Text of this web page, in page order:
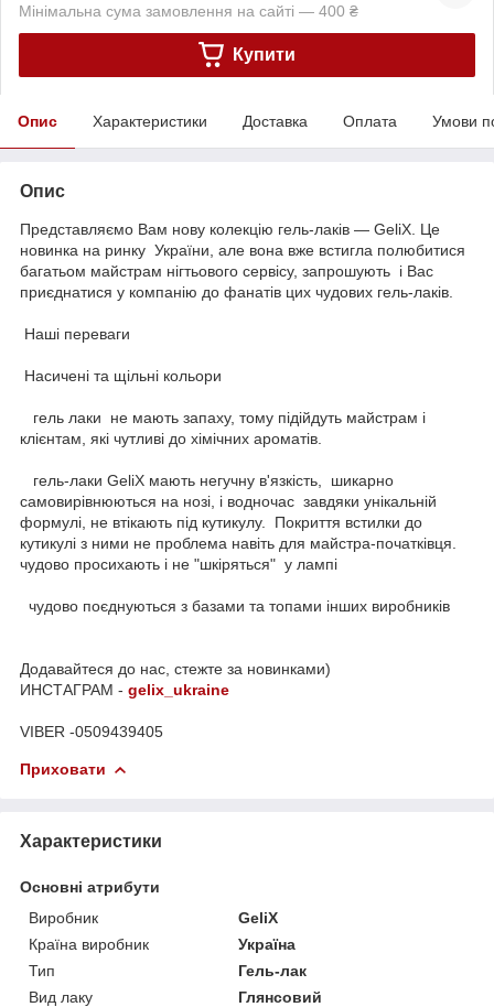
Мінімальна сума замовлення на сайті — 400 ₴
Купити
Опис Характеристики Доставка Оплата Умови
Опис
Представляємо Вам нову колекцію гель-лаків — GeliX. Це
новинка на ринку України, але вона вже встигла полюбитися
багатьом майстрам нігтьового сервісу, запрошують і Вас
приєднатися у компанію до фанатів цих чудових гель-лаків.
Наші переваги
Насичені та щільні кольори
гель лаки не мають запаху, тому підійдуть майстрам і
клієнтам, які чутливі до хімічних ароматів.
гель-лаки GeliX мають негучну в'язкість, шикарно
самовирівнюються на нозі, і водночас завдяки унікальній
формулі, не втікають під кутикулу. Покриття встилки до
кутикулі з ними не проблема навіть для майстра-початківця.
чудово просихають і не "шкіряться" у лампі
чудово поєднуються з базами та топами інших виробників
Додавайтеся до нас, стежте за новинками)
ИНСТАГРАМ - gelix_ukraine
VIBER -0509439405
Приховати
Характеристики
Основні атрибути
Виробник
GeliX
Країна виробник
Україна
Тип
Гель-лак
Вид лаку
Глянсовий